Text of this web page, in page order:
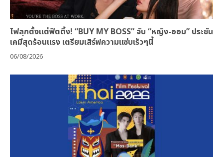
ไฟลุกตั้งแต่ฟิตติ้ง! “BUY MY BOSS” จับ “หญิง-ออม” ประชัน
เคมีสุดร้อนแรง เตรียมเสิร์ฟความแซ่บเร็วๆนี้
06/08/2026